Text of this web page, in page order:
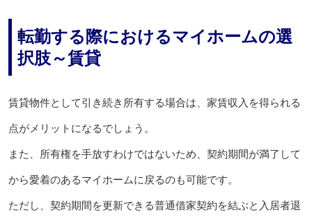
転勤する際におけるマイホームの選
択肢～賃貸
賃貸物件として引き続き所有する場合は、家賃収入を得られる
点がメリットになるでしょう。
また、所有権を手放すわけではないため、契約期間が満了して
から愛着のあるマイホームに戻るのも可能です。
ただし、契約期間を更新できる普通借家契約を結ぶと入居者退